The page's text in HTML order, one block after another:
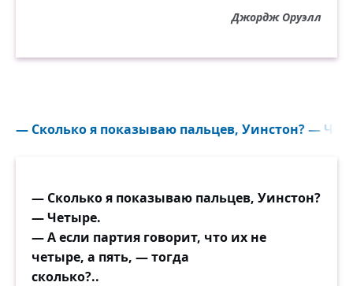
Джордж Оруэлл
— Сколько я показываю пальцев, Уинстон? —
— Сколько я показываю пальцев, Уинстон?
— Четыре.
— А если партия говорит, что их не
четыре, а пять, — тогда
сколько?..